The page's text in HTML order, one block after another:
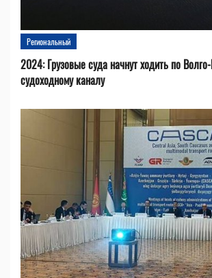
Региональный
2024: Грузовые суда начнут ходить по
судоходному каналу